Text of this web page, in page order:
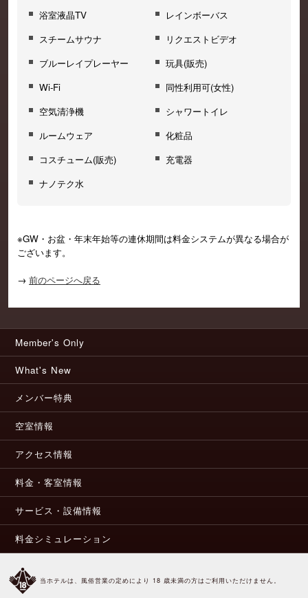
浴室液晶TV
レインボーバス
スチームサウナ
リクエストビデオ
ブルーレイプレーヤー
玩具(販売)
Wi-Fi
同性利用可(女性)
空気清浄機
シャワートイレ
ルームウェア
化粧品
コスチューム(販売)
充電器
ナノテク水
※GW・お盆・年末年始等の連休期間は料金システムが異なる場合が
ございます。
→ 前のページへ戻る
Member's Only
What's New
メンバー特典
空室情報
アクセス情報
料金・客室情報
サービス・設備情報
料金シミュレーション
当ホテルは、風俗営業の定めにより 18 歳未満の方はご利用いただけません。